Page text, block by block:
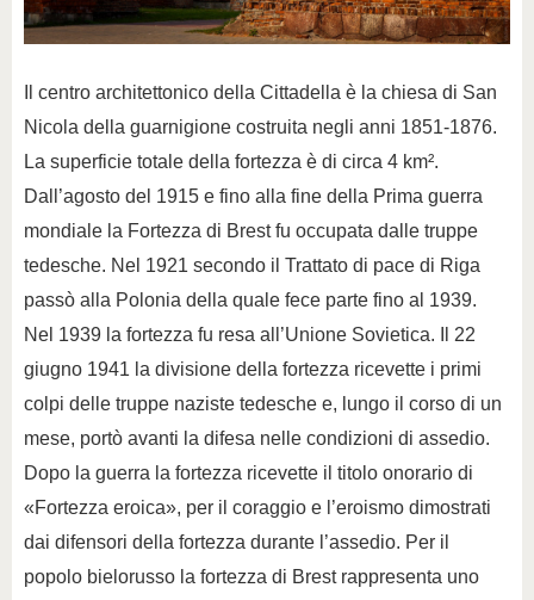
Il centro architettonico della Cittadella è la chiesa di San
Nicola della guarnigione costruita negli anni 1851-1876.
La superficie totale della fortezza è di circa 4 km².
Dall’agosto del 1915 e fino alla fine della Prima guerra
mondiale la Fortezza di Brest fu occupata dalle truppe
tedesche. Nel 1921 secondo il Trattato di pace di Riga
passò alla Polonia della quale fece parte fino al 1939.
Nel 1939 la fortezza fu resa all’Unione Sovietica. Il 22
giugno 1941 la divisione della fortezza ricevette i primi
colpi delle truppe naziste tedesche e, lungo il corso di un
mese, portò avanti la difesa nelle condizioni di assedio.
Dopo la guerra la fortezza ricevette il titolo onorario di
«Fortezza eroica», per il coraggio e l’eroismo dimostrati
dai difensori della fortezza durante l’assedio. Per il
popolo bielorusso la fortezza di Brest rappresenta uno